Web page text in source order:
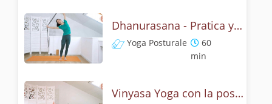
Dhanurasana - Pratica yoga con la tecnica dell'arco
Yoga Posturale
60
min
Vinyasa Yoga con la posizione dell' arco - Dhanurasana Flow